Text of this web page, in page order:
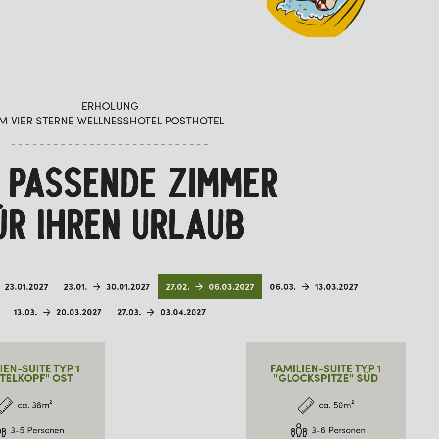
ERHOLUNG
VIER STERNE WELLNESSHOTEL POSTHOTEL
ZIMMER
IHREN URLAUB
23.01.2027 23.01. 30.01.2027 27.02. 06.03.2027 06.03. 13.03.2027
13.03. 20.03.2027 27.03. 03.04.2027
SUITE TYP 1
OST
ca. 38m²
3-5 Personen
FAMILIEN-SUITE TYP 1
"GLOCKSPITZE" SÜD
ca. 50m²
3-6 Personen